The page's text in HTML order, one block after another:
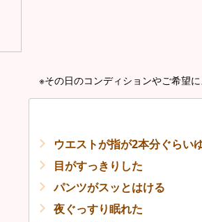
※その日のコンディションやご希望
ウエストが指が2本分ぐらい
目がすっきりした
パンツがスッとはける
夜ぐっすり眠れた